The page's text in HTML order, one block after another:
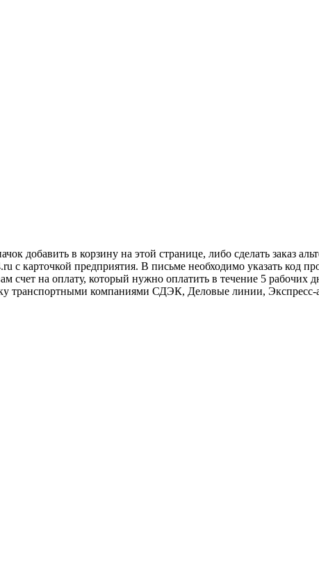
добавить в корзину на этой странице, либо сделать заказ
с карточкой предприятия. В письме необходимо указать код
счет на оплату, который нужно оплатить в течение 5 рабочих
транспортными компаниями СДЭК, Деловые линии, Экспресс-